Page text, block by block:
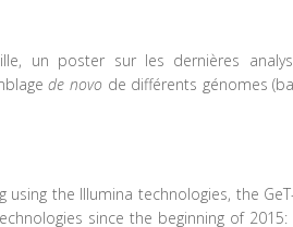
un poster sur les dernières
de novo de différents génomes
the Illumina technologies, the
since the beginning of 2015: